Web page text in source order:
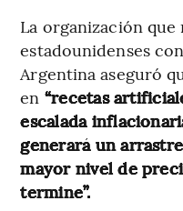
La organización que
estadounidenses
Argentina aseguró
en “recetas
escalada
generará un
mayor nivel de
termine”.